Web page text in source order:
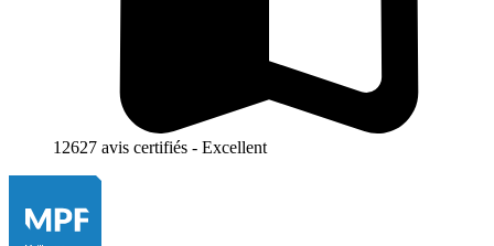
12627 avis certifiés - Excellent